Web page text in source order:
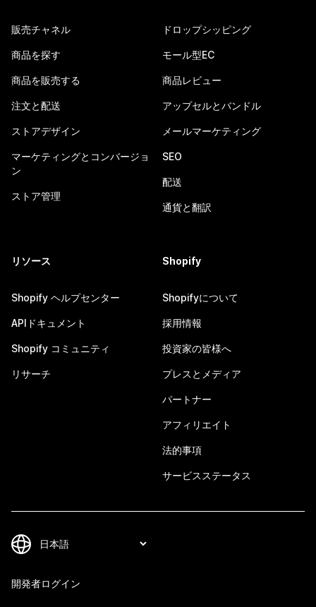
販売チャネル
商品を探す
商品を販売する
注文と配送
ストアデザイン
マーケティングとコンバージョ
ン
ストア管理
ドロップシッピング
モール型EC
商品レビュー
アップセルとバンドル
メールマーケティング
SEO
配送
通貨と翻訳
リソース
Shopify ヘルプセンター
APIドキュメント
Shopify コミュニティ
リサーチ
Shopify
Shopifyについて
採用情報
投資家の皆様へ
プレスとメディア
パートナー
アフィリエイト
法的事項
サービスステータス
開発者ログイン